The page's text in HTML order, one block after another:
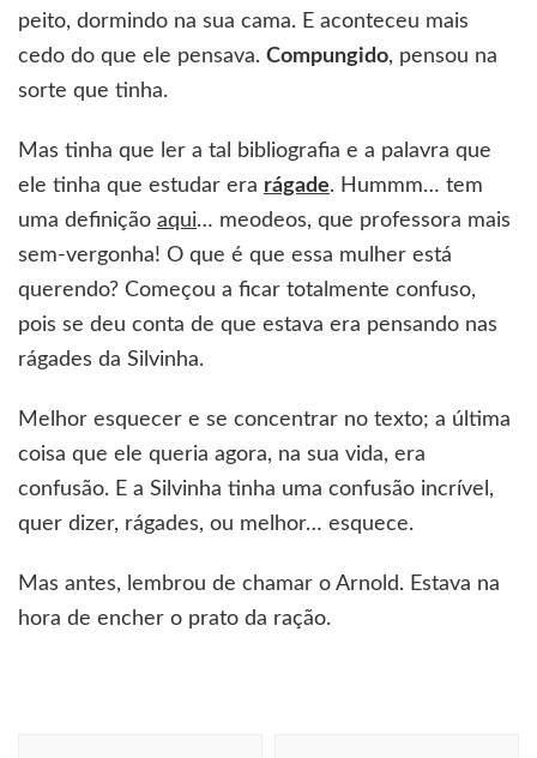
peito, dormindo na sua cama. E aconteceu mais
cedo do que ele pensava. Compungido, pensou na
sorte que tinha.
Mas tinha que ler a tal bibliografia e a palavra que
ele tinha que estudar era rágade. Hummm… tem
uma definição aqui… meodeos, que professora mais
sem-vergonha! O que é que essa mulher está
querendo? Começou a ficar totalmente confuso,
pois se deu conta de que estava era pensando nas
rágades da Silvinha.
Melhor esquecer e se concentrar no texto; a última
coisa que ele queria agora, na sua vida, era
confusão. E a Silvinha tinha uma confusão incrível,
quer dizer, rágades, ou melhor… esquece.
Mas antes, lembrou de chamar o Arnold. Estava na
hora de encher o prato da ração.